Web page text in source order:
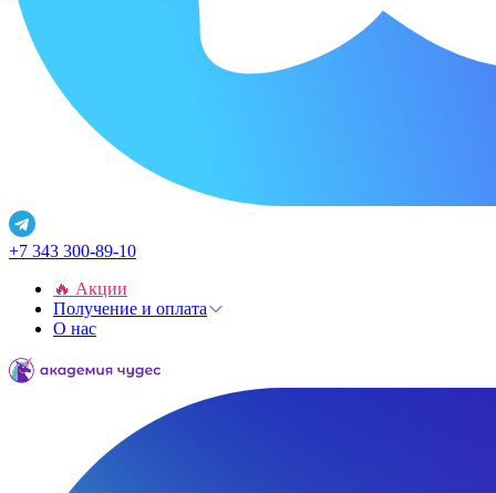
+7 343 300-89-10
🔥 Акции
Получение и оплата
О нас